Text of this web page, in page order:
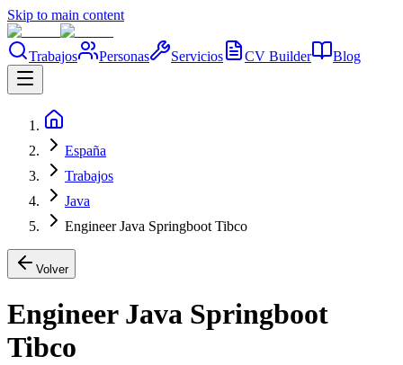
Skip to main content
Trabajos Personas Servicios CV Builder Blog
España
Trabajos
Java
Engineer Java Springboot Tibco
Volver
Engineer Java Springboot
Tibco